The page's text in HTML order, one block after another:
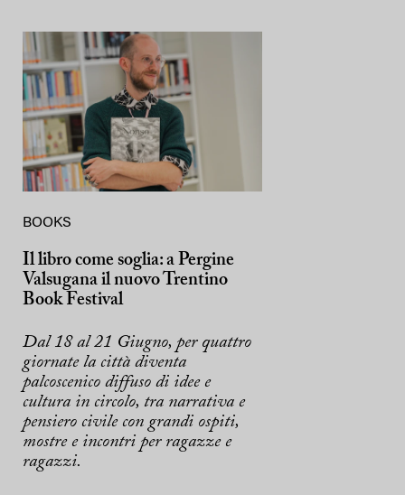
BOOKS
Il libro come soglia: a Pergine
Valsugana il nuovo Trentino
Book Festival
Dal 18 al 21 Giugno, per quattro
giornate la città diventa
palcoscenico diffuso di idee e
cultura in circolo, tra narrativa e
pensiero civile con grandi ospiti,
mostre e incontri per ragazze e
ragazzi.